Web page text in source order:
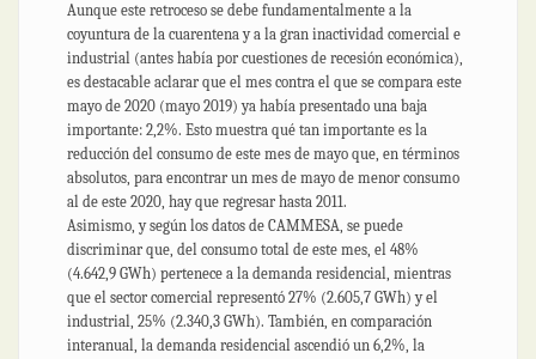
Aunque este retroceso se debe fundamentalmente a la
coyuntura de la cuarentena y a la gran inactividad comercial e
industrial (antes había por cuestiones de recesión económica),
es destacable aclarar que el mes contra el que se compara este
mayo de 2020 (mayo 2019) ya había presentado una baja
importante: 2,2%. Esto muestra qué tan importante es la
reducción del consumo de este mes de mayo que, en términos
absolutos, para encontrar un mes de mayo de menor consumo
al de este 2020, hay que regresar hasta 2011.
Asimismo, y según los datos de CAMMESA, se puede
discriminar que, del consumo total de este mes, el 48%
(4.642,9 GWh) pertenece a la demanda residencial, mientras
que el sector comercial representó 27% (2.605,7 GWh) y el
industrial, 25% (2.340,3 GWh). También, en comparación
interanual, la demanda residencial ascendió un 6,2%, la